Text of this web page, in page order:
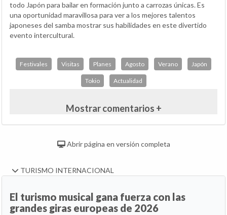
todo Japón para bailar en formación junto a carrozas únicas. Es
una oportunidad maravillosa para ver a los mejores talentos
japoneses del samba mostrar sus habilidades en este divertido
evento intercultural.
Festivales Visitas Planes Agosto Verano Japón
Tokio Actualidad
Mostrar comentarios +
Abrir página en versión completa
TURISMO INTERNACIONAL
El turismo musical gana fuerza con las
grandes giras europeas de 2026